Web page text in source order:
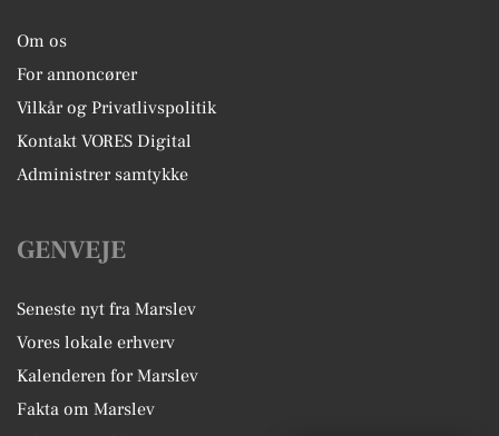
Om os
For annoncører
Vilkår og Privatlivspolitik
Kontakt VORES Digital
Administrer samtykke
GENVEJE
Seneste nyt fra Marslev
Vores lokale erhverv
Kalenderen for Marslev
Fakta om Marslev